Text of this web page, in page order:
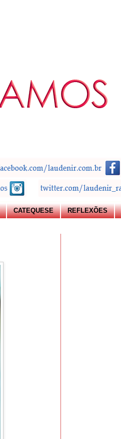
CATEQUESE REFLEXÕES